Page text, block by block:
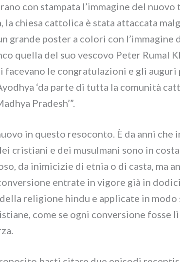
con stam­pa­ta l’immagine del nuo­vo
la chie­sa cat­to­li­ca è sta­ta attac­ca­ta
gran­de poster a colo­ri con l’immagine
quel­la del suo vesco­vo Peter Rumal
face­va­no le con­gra­tu­la­zio­ni e gli augu­ri
‘da par­te di tut­ta la comu­ni­tà
Pradesh’”.
in que­sto reso­con­to. È da anni che
cri­stia­ni e dei musul­ma­ni sono in
da ini­mi­ci­zie di etnia o di casta, ma
entra­te in vigo­re già in
reli­gio­ne hin­du e appli­ca­te in
come se ogni con­ver­sio­ne fos­se